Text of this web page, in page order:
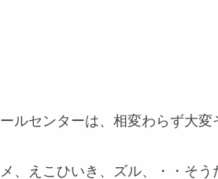
ルセンターは、相変わらず大
、えこひいき、ズル、・・そう